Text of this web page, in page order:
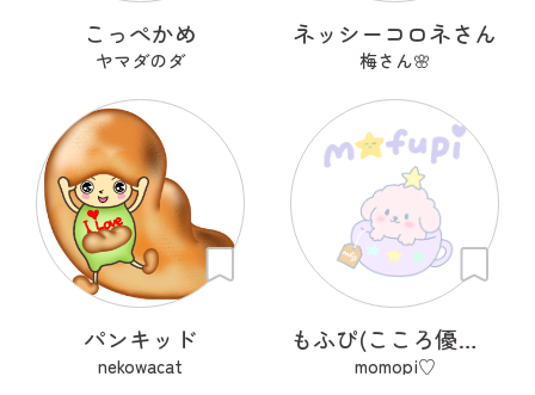
こっぺかめ
ヤマダのダ
ネッシーコロネさん
梅さん🌸
パンキッド
nekowacat
もふぴ(こころ優しいふわもこわんこ)
momopi♡